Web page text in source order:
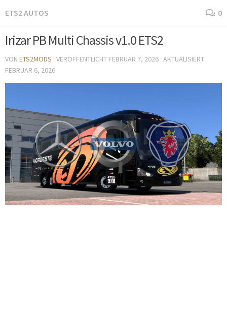
ETS2 AUTOS 0
Irizar PB Multi Chassis v1.0 ETS2
VON ETS2MODS · VERÖFFENTLICHT FEBRUAR 7, 2026 · AKTUALISIERT
FEBRUAR 6, 2026